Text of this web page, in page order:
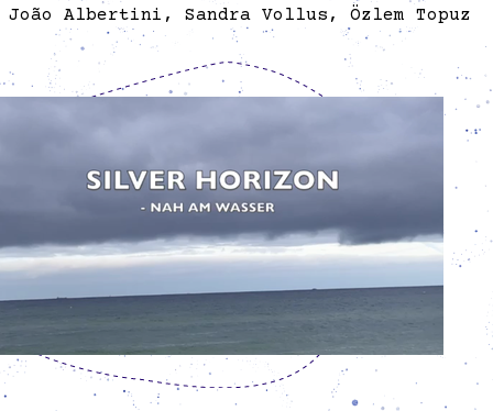
João Albertini, Sandra Vollus, Özlem Topuz